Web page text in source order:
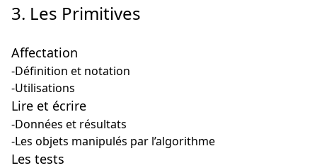
3. Les Primitives
Affectation
-Définition et notation
-Utilisations
Lire et écrire
-Données et résultats
-Les objets manipulés par l’algorithme
Les tests